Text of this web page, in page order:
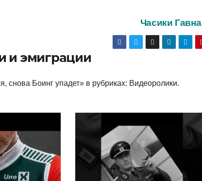
Часики Гавна
и эмиграции
снова Боинг упадет» в рубриках: Видеоролики.